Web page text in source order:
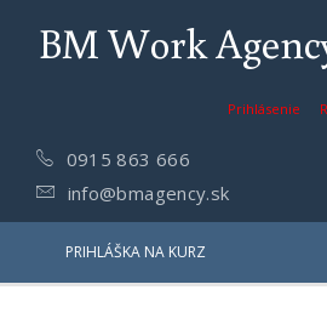
BM Work
Prihlásenie
0915 863 666
info@bmagency.sk
PRIHLÁŠKA NA KURZ